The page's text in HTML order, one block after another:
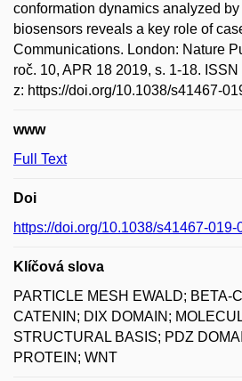
conformation dynamics analyzed
biosensors reveals a key role of
Communications. London: Nature
roč. 10, APR 18 2019, s. 1-18.
z: https://doi.org/10.1038/s41467-
www
Full Text
Doi
https://doi.org/10.1038/s41467-019-
Klíčová slova
PARTICLE MESH EWALD; BETA-
CATENIN; DIX DOMAIN;
STRUCTURAL BASIS; PDZ
PROTEIN; WNT